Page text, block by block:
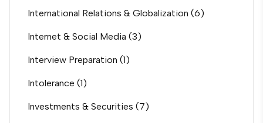
International Relations & Globalization (6)
Internet & Social Media (3)
Interview Preparation (1)
Intolerance (1)
Investments & Securities (7)